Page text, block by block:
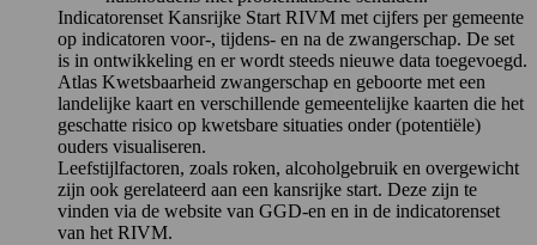
Indicatorenset Kansrijke Start RIVM met cijfers per gemeente
op indicatoren voor-, tijdens- en na de zwangerschap. De set
is in ontwikkeling en er wordt steeds nieuwe data toegevoegd.
Atlas Kwetsbaarheid zwangerschap en geboorte met een
landelijke kaart en verschillende gemeentelijke kaarten die het
geschatte risico op kwetsbare situaties onder (potentiële)
ouders visualiseren.
Leefstijlfactoren, zoals roken, alcoholgebruik en overgewicht
zijn ook gerelateerd aan een kansrijke start. Deze zijn te
vinden via de website van GGD-en en in de indicatorenset
van het RIVM.